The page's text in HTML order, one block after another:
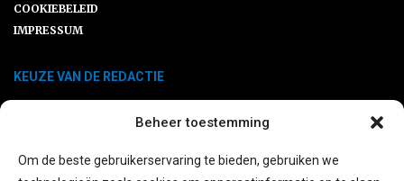
Beheer toestemming
Om de beste gebruikerservaring te bieden, gebruiken we
COOKIEBELEID
IMPRESSUM
KEUZE VAN DE REDACTIE
Ersatzteile SLK R170: Warum ein